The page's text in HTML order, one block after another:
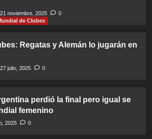
21 noviembre, 2025
0
de Clubes
Regatas y Alemán lo jugarán en
27 julio, 2025
0
perdió la final pero igual se
femenino
2025 0